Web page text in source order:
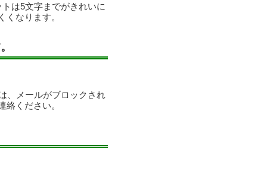
は5文字までがきれいに
なります。
、メールがブロックされ
ください。